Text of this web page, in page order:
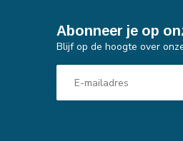
Abonneer je op
Blijf op de hoogte over